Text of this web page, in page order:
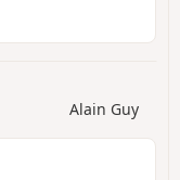
Alain Guy